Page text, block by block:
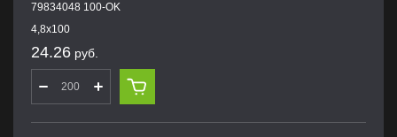
79834048 100-OK
4,8х100
24.26 руб.